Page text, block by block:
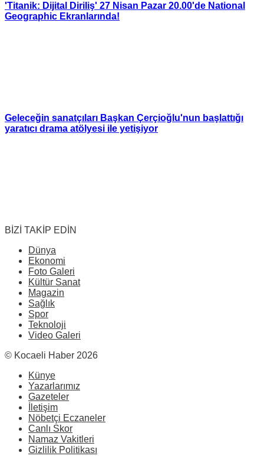
'Titanik: Dijital Diriliş' 27 Nisan Pazar 20.00'de National
Geographic Ekranlarında!
Geleceğin sanatçıları Başkan Çerçioğlu'nun başlattığı
yaratıcı drama atölyesi ile yetişiyor
BİZİ TAKİP EDİN
Dünya
Ekonomi
Foto Galeri
Kültür Sanat
Magazin
Sağlık
Spor
Teknoloji
Video Galeri
© Kocaeli Haber 2026
Künye
Yazarlarımız
Gazeteler
İletişim
Nöbetçi Eczaneler
Canlı Skor
Namaz Vakitleri
Gizlilik Politikası